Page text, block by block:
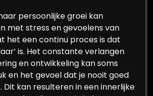
persoonlijke groei kan
met stress en gevoelens van
het een continu proces is dat
is. Het constante verlangen
en ontwikkeling kan soms
en het gevoel dat je nooit goed
Dit kan resulteren in een innerlijke